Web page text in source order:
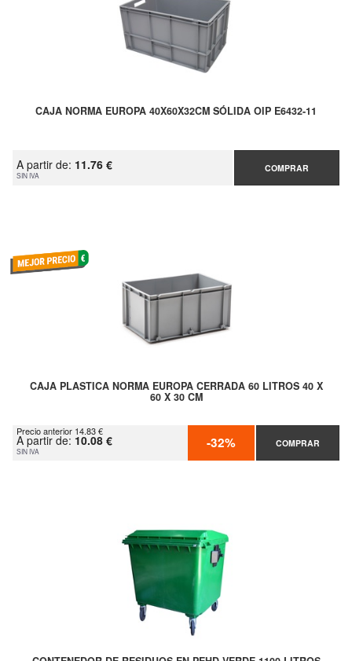
CAJA NORMA EUROPA 40X60X32CM SÓLIDA OIP E6432-11
A partir de: 11.76 €
SIN IVA
COMPRAR
CAJA PLASTICA NORMA EUROPA CERRADA 60 LITROS 40 X
60 X 30 CM
Precio anterior 14.83 €
A partir de: 10.08 €
SIN IVA -32% COMPRAR